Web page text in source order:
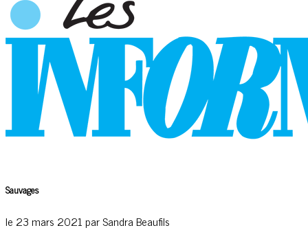
Sauvages
le 23 mars 2021 par Sandra Beaufils